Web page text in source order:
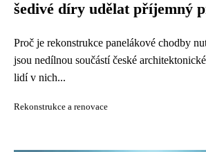
šedivé díry udělat příjemný
Proč je rekonstrukce panelákové chodby
jsou nedílnou součástí české
lidí v nich...
Rekonstrukce a renovace